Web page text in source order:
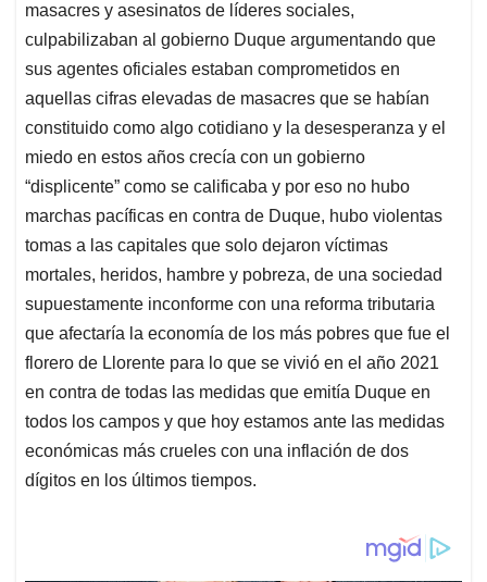
masacres y asesinatos de líderes sociales,
culpabilizaban al gobierno Duque argumentando que
sus agentes oficiales estaban comprometidos en
aquellas cifras elevadas de masacres que se habían
constituido como algo cotidiano y la desesperanza y el
miedo en estos años crecía con un gobierno
“displicente” como se calificaba y por eso no hubo
marchas pacíficas en contra de Duque, hubo violentas
tomas a las capitales que solo dejaron víctimas
mortales, heridos, hambre y pobreza, de una sociedad
supuestamente inconforme con una reforma tributaria
que afectaría la economía de los más pobres que fue el
florero de Llorente para lo que se vivió en el año 2021
en contra de todas las medidas que emitía Duque en
todos los campos y que hoy estamos ante las medidas
económicas más crueles con una inflación de dos
dígitos en los últimos tiempos.